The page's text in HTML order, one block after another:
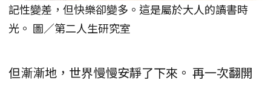
記性變差，但快樂卻變多。這是屬於大人的讀書時
光。 圖／第二人生研究室
但漸漸地，世界慢慢安靜了下來。 再一次翻開